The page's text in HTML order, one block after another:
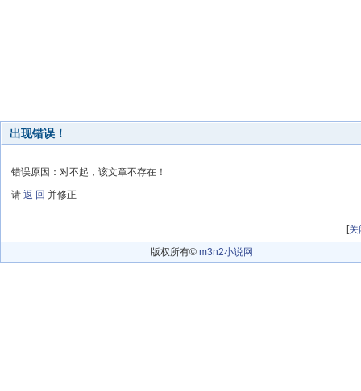
出现错误！
错误原因：对不起，该文章不存在！
请 返 回 并修正
[关
版权所有© m3n2小说网